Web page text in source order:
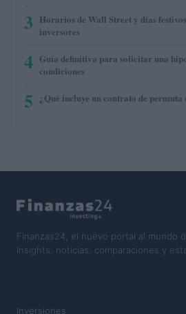
3 Horarios de Wall Street y días
inversores
4 Guía definitiva para solicitar una
condiciones
5 ¿Qué incluye un contrato de permuta
Finanzas24, el nuevo portal al mundo
Insights, noticias, comparaciones y
Inversiones